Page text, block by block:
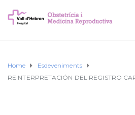
Home
Esdeveniments
REINTERPRETACIÓN DEL REGISTRO